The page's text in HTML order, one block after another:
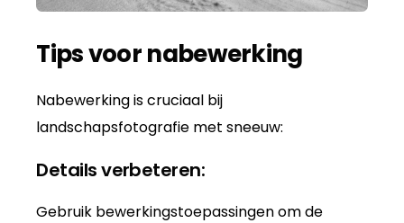
Tips voor nabewerking
Nabewerking is cruciaal bij
landschapsfotografie met sneeuw:
Details verbeteren:
Gebruik bewerkingstoepassingen om de